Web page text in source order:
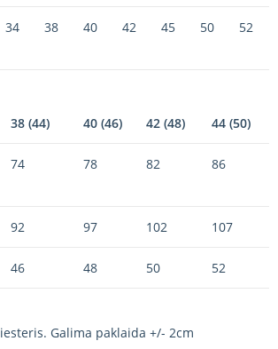
34 38 40 42 45 50 52
38 (44) 40 (46) 42 (48) 44 (50)
74 78 82 86
92 97 102 107
46 48 50 52
Galima paklaida +/- 2cm